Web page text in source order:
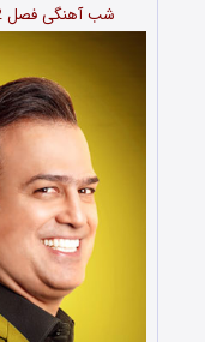
شب آهنگی فصل 2 قسمت 5 با اجرای جذاب حامد آهنگی